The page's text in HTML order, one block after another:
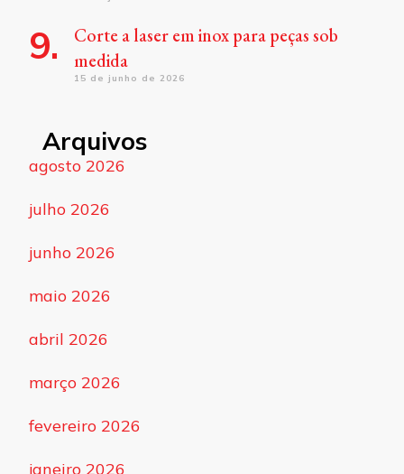
Corte a laser em inox para peças sob
medida
15 de junho de 2026
Arquivos
agosto 2026
julho 2026
junho 2026
maio 2026
abril 2026
março 2026
fevereiro 2026
janeiro 2026